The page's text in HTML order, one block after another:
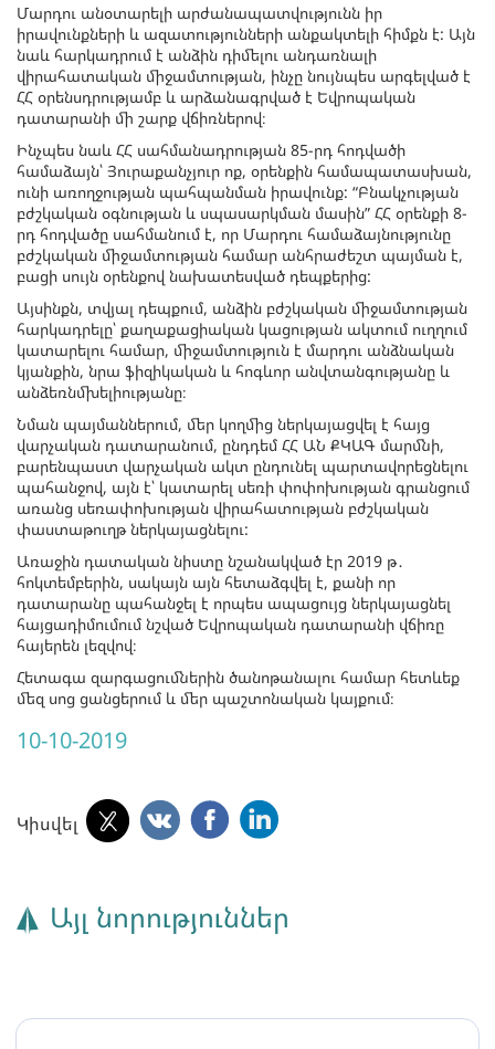
Մարդու անօտարելի արժանապատվությունն իր
իրավունքների և ազատությունների անքակտելի հիմքն է: Այն
նաև հարկադրում է անձին դիմելու անդառնալի
վիրահատական միջամտության, ինչը նույնպես արգելված է
ՀՀ օրենսդրությամբ և արձանագրված է Եվրոպական
դատարանի մի շարք վճիռներով։
Ինչպես նաև ՀՀ սահմանադրության 85-րդ հոդվածի
համաձայն՝ Յուրաքանչյուր ոք, օրենքին համապատասխան,
ունի առողջության պահպանման իրավունք: “Բնակչության
բժշկական օգնության և սպասարկման մասին” ՀՀ օրենքի 8-
րդ հոդվածը սահմանում է, որ Մարդու համաձայնությունը
բժշկական միջամտության համար անհրաժեշտ պայման է,
բացի սույն օրենքով նախատեսված դեպքերից:
Այսինքն, տվյալ դեպքում, անձին բժշկական միջամտության
հարկադրելը՝ քաղաքացիական կացության ակտում ուղղում
կատարելու համար, միջամտություն է մարդու անձնական
կյանքին, նրա ֆիզիկական և հոգևոր անվտանգությանը և
անձեռնմխելիությանը։
Նման պայմաններում, մեր կողմից ներկայացվել է հայց
վարչական դատարանում, ընդդեմ ՀՀ ԱՆ ՔԿԱԳ մարմնի,
բարենպաստ վարչական ակտ ընդունել պարտավորեցնելու
պահանջով, այն է՝ կատարել սեռի փոփոխության գրանցում
առանց սեռափոխության վիրահատության բժշկական
փաստաթուղթ ներկայացնելու:
Առաջին դատական նիստը նշանակված էր 2019 թ․
հոկտեմբերին, սակայն այն հետաձգվել է, քանի որ
դատարանը պահանջել է որպես ապացույց ներկայացնել
հայցադիմումում նշված Եվրոպական դատարանի վճիռը
հայերեն լեզվով։
Հետագա զարգացումներին ծանոթանալու համար հետևեք
մեզ սոց ցանցերում և մեր պաշտոնական կայքում։
10-10-2019
Կիսվել
Այլ նորություններ